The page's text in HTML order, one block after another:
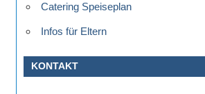
Catering Speiseplan
Infos für Eltern
KONTAKT